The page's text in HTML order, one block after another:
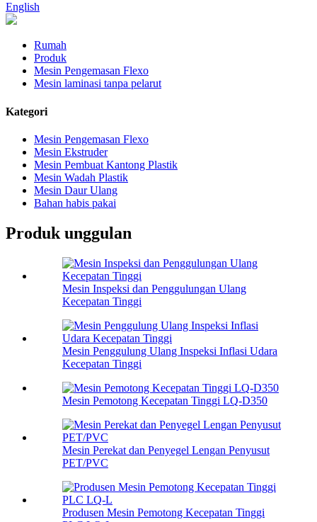
English
Rumah
Produk
Mesin Pengemasan Flexo
Mesin laminasi tanpa pelarut
Kategori
Mesin Pengemasan Flexo
Mesin Ekstruder
Mesin Pembuat Kantong Plastik
Mesin Wadah Plastik
Mesin Daur Ulang
Bahan habis pakai
Produk unggulan
Mesin Inspeksi dan Penggulungan Ulang
Kecepatan Tinggi
Mesin Penggulung Ulang Inspeksi Inflasi Udara
Kecepatan Tinggi
Mesin Pemotong Kecepatan Tinggi LQ-D350
Mesin Perekat dan Penyegel Lengan Penyusut
PET/PVC
Produsen Mesin Pemotong Kecepatan Tinggi